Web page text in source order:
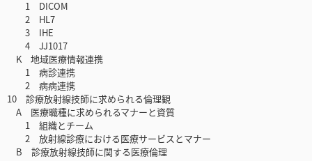
1 DICOM
2 HL7
3 IHE
4 JJ1017
K 地域医療情報連携
1 病診連携
2 病病連携
10 診療放射線技師に求められる倫理観
A 医療職種に求められるマナーと資質
1 組織とチーム
2 放射線診療における医療サービスとマナー
B 診療放射線技師に関する医療倫理